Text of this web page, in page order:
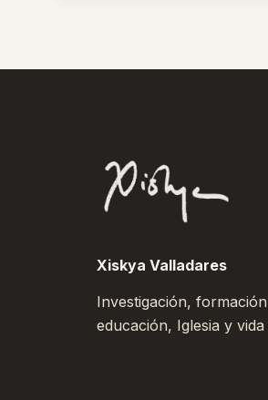
Xiskya Valladares
Investigación,
educación, Iglesia y